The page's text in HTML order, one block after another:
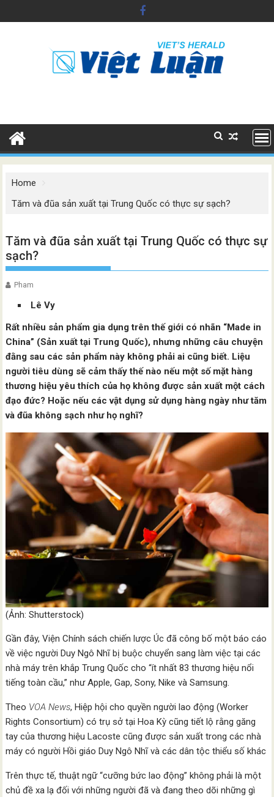
to
Home
Tăm và đũa sản xuất tại Trung Quốc có thực sự sạch?
Tăm và đũa sản xuất tại Trung Quốc có thực sự
sạch?
Pham
Lê Vy
Rất nhiều sản phẩm gia dụng trên thế giới có nhãn “Made in
China” (Sản xuất tại Trung Quốc), nhưng những câu chuyện
đằng sau các sản phẩm này không phải ai cũng biết. Liệu
người tiêu dùng sẽ cảm thấy thế nào nếu một số mặt hàng
thương hiệu yêu thích của họ không được sản xuất một cách
đạo đức? Hoặc nếu các vật dụng sử dụng hàng ngày như tăm
và đũa không sạch như họ nghĩ?
(Ảnh: Shutterstock)
Gần đây, Viện Chính sách chiến lược Úc đã công bố một báo cáo
về việc người Duy Ngô Nhĩ bị buộc chuyển sang làm việc tại các
nhà máy trên khắp Trung Quốc cho “ít nhất 83 thương hiệu nổi
tiếng toàn cầu,” như Apple, Gap, Sony, Nike và Samsung.
Theo VOA News, Hiệp hội cho quyền người lao động (Worker
Rights Consortium) có trụ sở tại Hoa Kỳ cũng tiết lộ rằng găng
tay của thương hiệu Lacoste cũng được sản xuất trong các nhà
máy có người Hồi giáo Duy Ngô Nhĩ và các dân tộc thiểu số khác
Trên thực tế, thuật ngữ “cưỡng bức lao động” không phải là một
chủ đề xa lạ đối với những người đã và đang theo dõi những gì